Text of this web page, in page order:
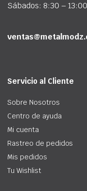
Sábados: 8:30 – 13:00
Servicio al Cliente
Sobre Nosotros
Centro de ayuda
Mi cuenta
Rastreo de pedidos
Mis pedidos
Tu Wishlist